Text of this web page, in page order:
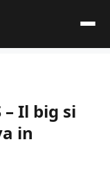
– Il big si
in